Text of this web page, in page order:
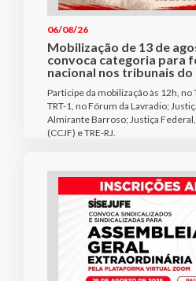
06/08/26
Mobilização de 13 de
convoca categoria para
nacional nos tribunais do
Participe da mobilização às 12h, no
TRT-1, no Fórum da Lavradio;
Almirante Barroso; Justiça
(CCJF) e TRE-RJ.